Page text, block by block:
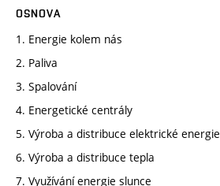
OSNOVA
1. Energie kolem nás
2. Paliva
3. Spalování
4. Energetické centrály
5. Výroba a distribuce elektrické energie
6. Výroba a distribuce tepla
7. Využívání energie slunce